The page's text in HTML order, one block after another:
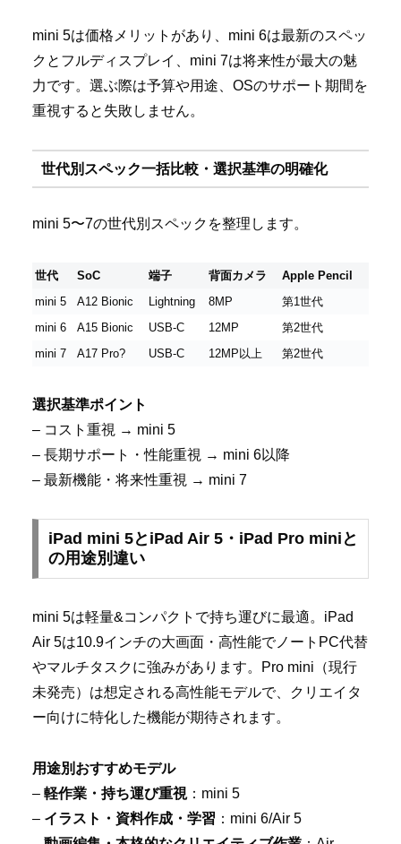
mini 5は価格メリットがあり、mini 6は最新のスペッ
クとフルディスプレイ、mini 7は将来性が最大の魅
力です。選ぶ際は予算や用途、OSのサポート期間を
重視すると失敗しません。
世代別スペック一括比較・選択基準の明確化
mini 5〜7の世代別スペックを整理します。
世代 SoC 端子 背面カメラ
Apple Pencil
mini 5
A12 Bionic Lightning 8MP
第1世代
mini 6
A15 Bionic USB-C 12MP
第2世代
mini 7
A17 Pro? USB-C 12MP以上 第2世代
選択基準ポイント
– コスト重視 → mini 5
– 長期サポート・性能重視 → mini 6以降
– 最新機能・将来性重視 → mini 7
iPad mini 5とiPad Air 5・iPad Pro miniと
の用途別違い
mini 5は軽量&コンパクトで持ち運びに最適。iPad
Air 5は10.9インチの大画面・高性能でノートPC代替
やマルチタスクに強みがあります。Pro mini（現行
未発売）は想定される高性能モデルで、クリエイタ
ー向けに特化した機能が期待されます。
用途別おすすめモデル
– 軽作業・持ち運び重視：mini 5
– イラスト・資料作成・学習 ：mini 6/Air 5